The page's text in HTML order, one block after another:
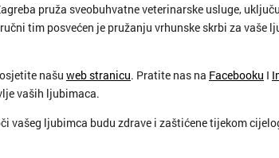
pruža sveobuhvatne veterinarske usluge,
tim posvećen je pružanju vrhunske skrbi za vaše
našu web stranicu. Pratite nas na Facebooku I
vaših ljubimaca.
vašeg ljubimca budu zdrave i zaštićene tijekom